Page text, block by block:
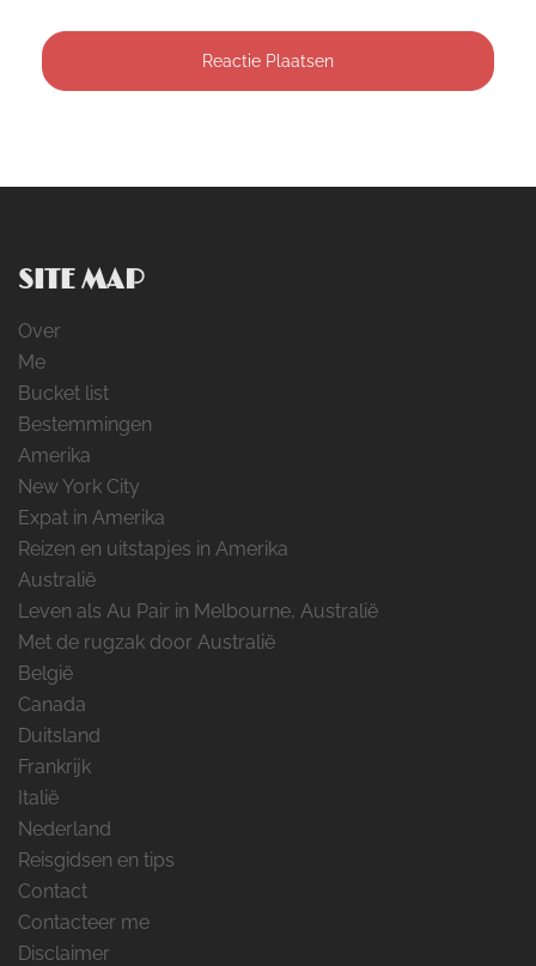
SITE MAP
Over
Me
Bucket list
Bestemmingen
Amerika
New York City
Expat in Amerika
Reizen en uitstapjes in Amerika
Australië
Leven als Au Pair in Melbourne, Australië
Met de rugzak door Australië
België
Canada
Duitsland
Frankrijk
Italië
Nederland
Reisgidsen en tips
Contact
Contacteer me
Disclaimer